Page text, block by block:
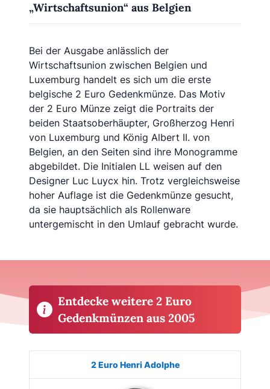
„Wirtschaftsunion“ aus Belgien
Bei der Ausgabe anlässlich der
Wirtschaftsunion zwischen Belgien und
Luxemburg handelt es sich um die erste
belgische 2 Euro Gedenkmünze. Das Motiv
der 2 Euro Münze zeigt die Portraits der
beiden Staatsoberhäupter, Großherzog Henri
von Luxemburg und König Albert II. von
Belgien, an den Seiten sind ihre Monogramme
abgebildet. Die Initialen LL weisen auf den
Designer Luc Luycx hin. Trotz vergleichsweise
hoher Auflage ist die Gedenkmünze gesucht,
da sie hauptsächlich als Rollenware
untergemischt in den Umlauf gebracht wurde.
Entdecke weitere 2 Euro
Gedenkmünzen aus 2005
Bild Land Ausgabe
2 Euro Henri Adolphe